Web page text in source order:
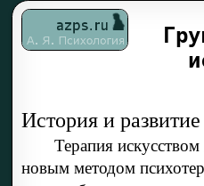
История и развитие
Терапия искусством
новым методом